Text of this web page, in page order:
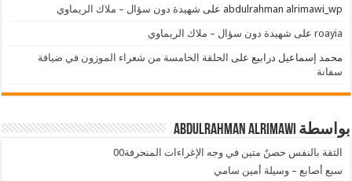
abdulrahman alrimawi_wp على شهيدة دون سؤال – ملاك الريماوي
roayia على شهيدة دون سؤال – ملاك الريماوي
محمد إسماعيل درابيع على الحلقة الخامسة من شعراء الموزون في ضيافة
سفانة
بواسطة Abdulrahman AlRimawi
الثقة بالنفس حصنٌ متين في وجه الإغراءات المنحرفة00
سبع أصابع – وسيلة أمين سامي